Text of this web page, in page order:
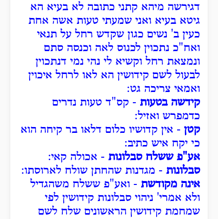
דגירשה מיהא קתני כתובה לא בעיא הא
גיטא בעיא ואני שמעתי טעות אשה אחת
כעין ב' נשים כגון שקדש רחל על תנאי
ואח"כ נתכוין לכנוס לאה וכנסה סתם
ונמצאת רחל וקשיא לי נהי נמי דנתכוין
לבעול לשם קידושין הא לאו לרחל איכוין
ואמאי צריכה גט:
קידשה בטעות - קס"ד טעות נדרים
כדמפרש ואזיל:
קטן - אין קדושיו כלום דלאו בר קיחה הוא
כי יקח איש כתיב:
אע"פ ששלח סבלונות - אכולה קאי:
סבלונות - מגדנות שהחתן שולח לארוסתו:
אינה מקודשת - ואע"פ ששלח משהגדיל
ולא אמרי' ניהוי סבלונות קידושין לפי
שמחמת קידושין הראשונים שלח לשם